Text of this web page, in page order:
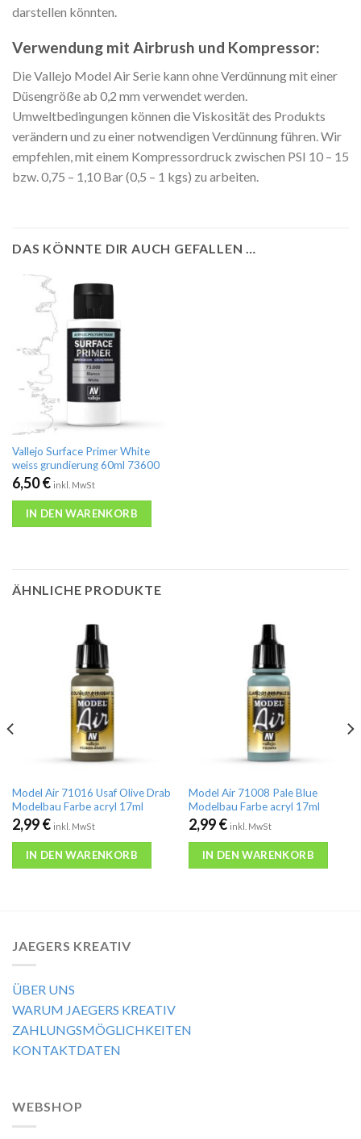
darstellen könnten.
Verwendung mit Airbrush und Kompressor:
Die Vallejo Model Air Serie kann ohne Verdünnung mit einer
Düsengröße ab 0,2 mm verwendet werden.
Umweltbedingungen können die Viskosität des Produkts
verändern und zu einer notwendigen Verdünnung führen. Wir
empfehlen, mit einem Kompressordruck zwischen PSI 10 – 15
bzw. 0,75 – 1,10 Bar (0,5 – 1 kgs) zu arbeiten.
DAS KÖNNTE DIR AUCH GEFALLEN …
Vallejo Surface Primer White
weiss grundierung 60ml 73600
6,50€ inkl. MwSt
IN DEN WARENKORB
ÄHNLICHE PRODUKTE
Model Air 71016 Usaf Olive Drab
Modelbau Farbe acryl 17ml
2,99€ inkl. MwSt
IN DEN WARENKORB
Model Air 71008 Pale Blue
Modelbau Farbe acryl 17ml
2,99€ inkl. MwSt
IN DEN WARENKORB
JAEGERS KREATIV
ÜBER UNS
WARUM JAEGERS KREATIV
ZAHLUNGSMÖGLICHKEITEN
KONTAKTDATEN
WEBSHOP